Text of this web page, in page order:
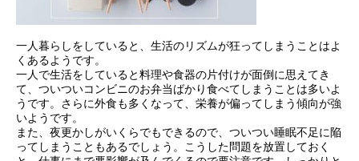
一人暮らしをしていると、生活のリズムが狂ってしまうことはよ
くあるようです。
一人で生活をしていると料理や食器の片付けが面倒に思えてき
て、ついついコンビニのお弁当ばかり食べてしまうことは多いよ
うです。さらに外食も多くなって、栄養が偏ってしまう傾向が強
いようです。
また、夜更かしがいくらでもできるので、ついつい睡眠不足に陥
ってしまうこともあるでしょう。こうした問題を放置しておく